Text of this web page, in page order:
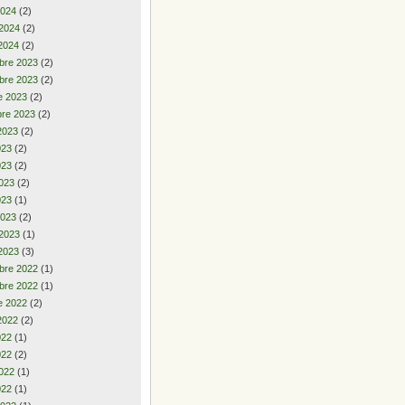
(2)
(2)
(2)
2023 (2)
2023 (2)
2023 (2)
2023 (2)
(2)
(2)
(2)
(2)
(1)
(2)
(1)
(3)
2022 (1)
2022 (1)
2022 (2)
(2)
(1)
(2)
(1)
(1)